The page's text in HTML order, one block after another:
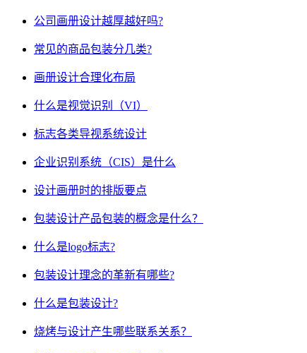
公司画册设计越厚越好吗?
常见的商品包装分几类?
画册设计合理化布局
什么是视觉识别（VI）
标志各类导视系统设计
企业识别系统（CIS）是什么
设计画册时的排版要点
包装设计产品包装的概念是什么？
什么是logo标志?
包装设计理念的革新有哪些?
什么是包装设计?
烧烤与设计产生哪些联系关系？